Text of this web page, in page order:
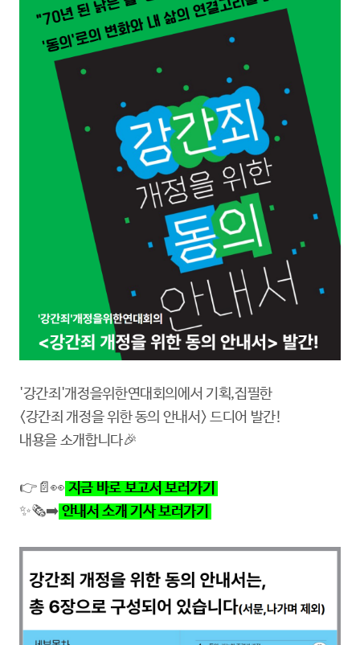
'강간죄'개정을위한연대회의에서 기획,집필한
<강간죄 개정을 위한 동의 안내서> 드디어 발간!
내용을 소개합니다🎉
👉📄👀 지금 바로 보고서 보러가기
✨🗞➡️ 안내서 소개 기사 보러가기